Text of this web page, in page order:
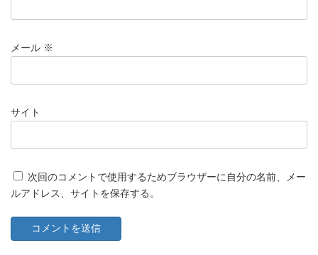
メール ※
サイト
次回のコメントで使用するためブラウザーに自分の名前、メー
ルアドレス、サイトを保存する。